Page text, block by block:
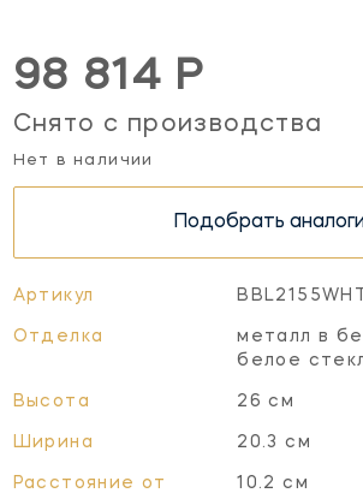
98 814 Р
Снято с производства
Нет в наличии
Подобрать
Артикул
Отделка
металл в
белое
Высота 26 см
Ширина 20.3 см
Расстояние от
10.2 см